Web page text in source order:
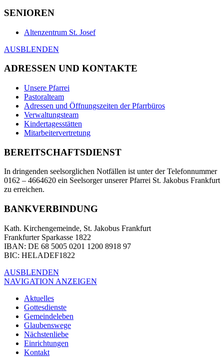
SENIOREN
Altenzentrum St. Josef
AUSBLENDEN
ADRESSEN UND KONTAKTE
Unsere Pfarrei
Pastoralteam
Adressen und Öffnungszeiten der Pfarrbüros
Verwaltungsteam
Kindertagesstätten
Mitarbeitervertretung
BEREITSCHAFTSDIENST
In dringenden seelsorglichen Notfällen ist unter der Telefonnummer
0162 – 4664620 ein Seelsorger unserer Pfarrei St. Jakobus Frankfurt
zu erreichen.
BANKVERBINDUNG
Kath. Kirchengemeinde, St. Jakobus Frankfurt
Frankfurter Sparkasse 1822
IBAN: DE 68 5005 0201 1200 8918 97
BIC: HELADEF1822
AUSBLENDEN
NAVIGATION ANZEIGEN
Aktuelles
Gottesdienste
Gemeindeleben
Glaubenswege
Nächstenliebe
Einrichtungen
Kontakt